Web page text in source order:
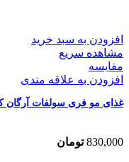
افزودن به سبد خرید
مشاهده سریع
مقایسه
افزودن به علاقه مندی
غذای مو فری سولفات آرگان کلینیک
830,000 تومان